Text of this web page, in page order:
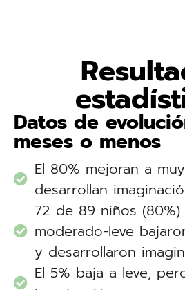
Datos de
meses o menos
El 80% mejoran a
desarrollan
72 de 89 niños (80%)
moderado-leve
y desarrollaron
El 5% baja a leve,